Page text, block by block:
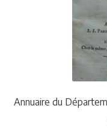
Carte postale
Plaquettes et
MANIFESTATIONS
Annuaire du